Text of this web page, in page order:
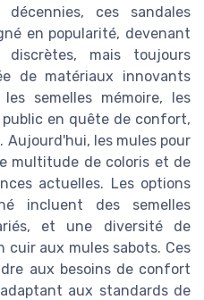
ces sandales
en popularité, devenant
mais toujours
de matériaux innovants
semelles mémoire, les
en quête de confort,
Aujourd'hui, les mules pour
multitude de coloris et de
actuelles. Les options
incluent des semelles
et une diversité de
cuir aux mules sabots. Ces
aux besoins de confort
aux standards de